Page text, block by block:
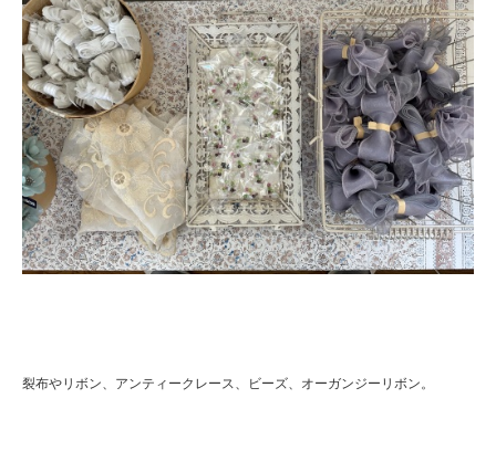
裂布やリボン、アンティークレース、ビーズ、オーガンジーリボン。